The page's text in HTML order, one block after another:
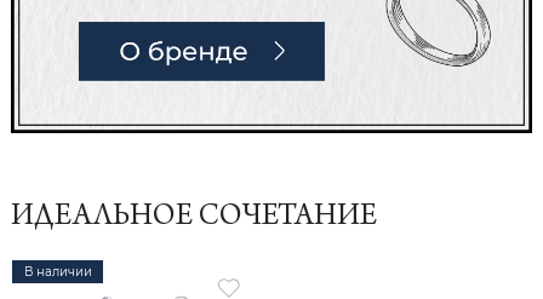
ИДЕАЛЬНОЕ СОЧЕТАНИЕ
В наличии